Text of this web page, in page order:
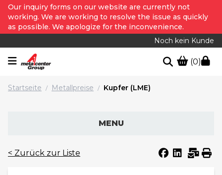
Our inquiry forms on our website are currently not
working. We are working to resolve the issue as quickly
as possible. We apologize for the inconvenience.
Noch kein Kunde
(0)
Startseite / Metallpreise / Kupfer (LME)
MENU
< Zurück zur Liste